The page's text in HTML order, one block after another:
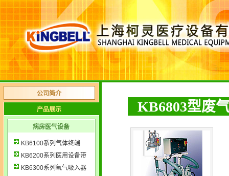
公司简介
产品展示
病房医气设备
KB6100系列气体终端
KB6200系列医用设备带
KB6300系列氧气吸入器
KB6803型废